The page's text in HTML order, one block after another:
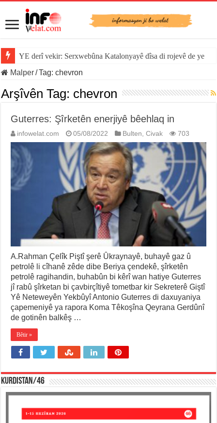
YE derî vekir: Serxwebûna Katalonyayê dîsa di rojevê de ye
Malper/Tag:chevron
Arşîvên Tag: chevron
Guterres: Şîrketên enerjiyê bêehlaq in
infowelat.com 05/08/2022 Bulten,Civak 703
A.Rahman Çelîk Piştî şerê Ûkraynayê, buhayê gaz û
petrolê li cîhanê zêde dibe Beriya çendekê, şîrketên
petrolê ragihandin, buhabûn bi kêrî wan hatiye Guterres
jî rabû şîrketan bi çavbirçîtiyê tometbar kir Sekreterê Giştî
Yê Neteweyên Yekbûyî Antonio Guterres di daxuyaniya
çapemeniyê ya rapora Koma Têkoşîna Qeyrana Gerdûnî
de gotinên balkêş …
Bêtir »
KURDISTAN/46